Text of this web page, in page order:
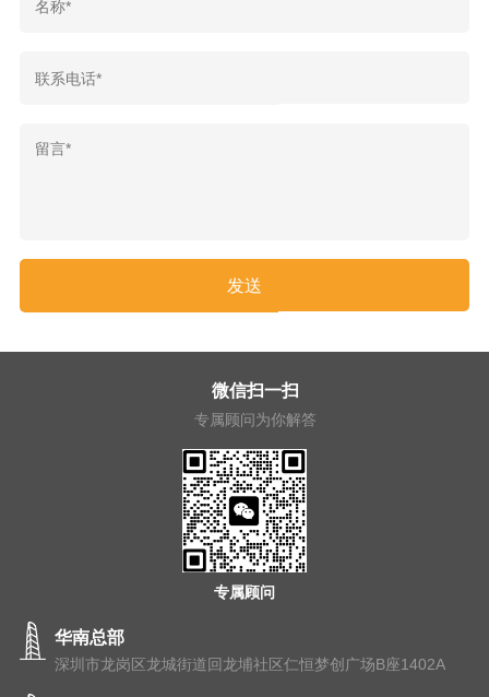
专属顾问
微信扫一扫
专属顾问为你解答
华南总部
深圳市龙岗区龙城街道回龙埔社区仁恒梦创广场B座1402A